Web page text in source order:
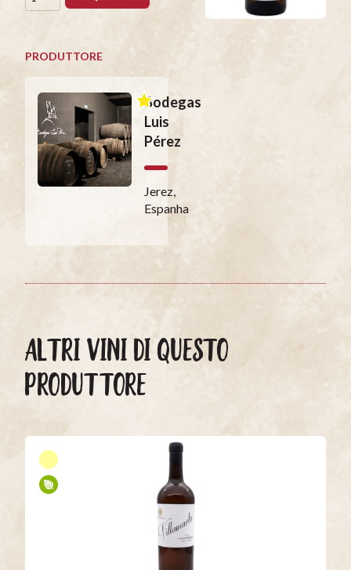
PRODUTTORE
Bodegas
Luis
Pérez
Jerez,
Espanha
ALTRI VINI DI QUESTO
PRODUTTORE